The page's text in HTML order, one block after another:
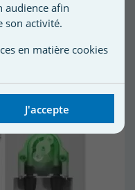
audience afin
son activité.
en matière cookies
J'accepte